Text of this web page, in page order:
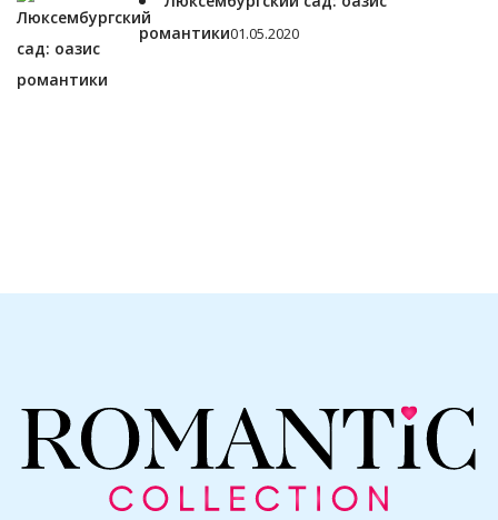
романтики01.05.2020